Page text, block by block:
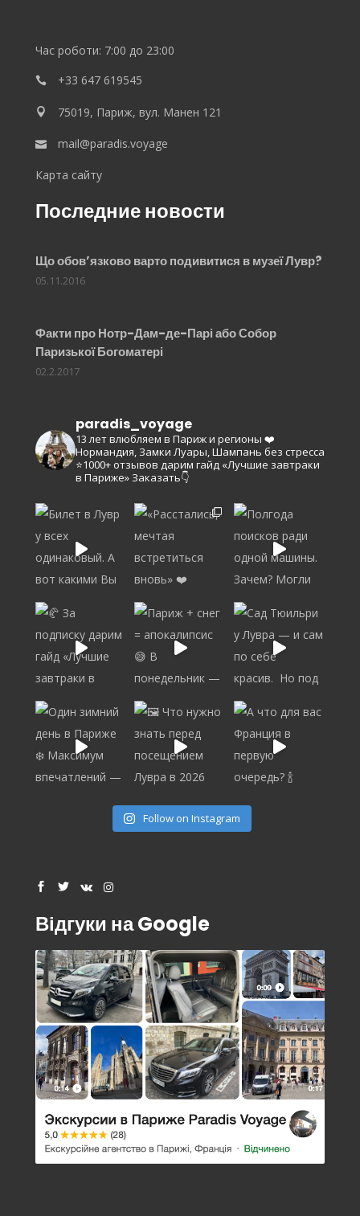
Час роботи: 7:00 до 23:00
+33 647 619545
75019, Париж, вул. Манен 121
mail@paradis.voyage
Карта сайту
Последние новости
Що обов’язково варто подивитися в музеї Лувр?
05.11.2016
Факти про Нотр-Дам-де-Парі або Собор
Паризької Богоматері
02.2.2017
paradis_voyage
13 лет влюбляем в Париж и регионы ❤️
Нормандия, Замки Луары, Шампань без стресса
⭐️1000+ отзывов дарим гайд «Лучшие завтраки
в Париже» Заказать👇
Follow on Instagram
Відгуки на Google